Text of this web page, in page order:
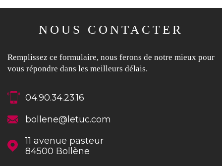
NOUS CONTACTER
Remplissez ce formulaire, nous ferons de notre mieux pour
vous répondre dans les meilleurs délais.
04.90.34.23.16
bollene@letuc.com
11 avenue pasteur
84500
Bollène